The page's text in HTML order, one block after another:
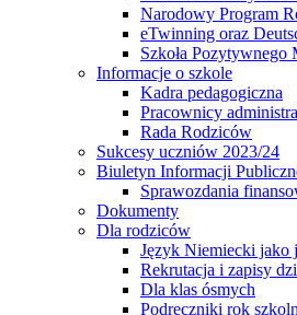
Narodowy Program
eTwinning oraz
Szkoła Pozytywnego
Informacje o szkole
Kadra pedagogiczna
Pracownicy
Rada Rodziców
Sukcesy uczniów 2023/24
Biuletyn Informacji
Sprawozdania
Dokumenty
Dla rodziców
Język Niemiecki jako
Rekrutacja i zapisy
Dla klas ósmych
Podręczniki rok